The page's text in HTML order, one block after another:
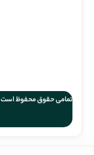
تمامی حقوق محفوظ است 1402 | pnuexam.com